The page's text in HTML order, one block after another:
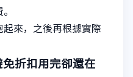
來，之後再根據實際
折扣用完卻還在